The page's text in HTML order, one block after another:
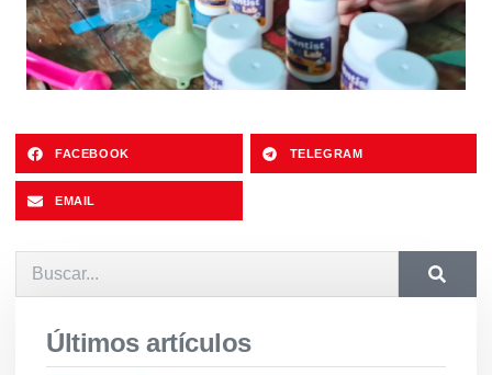
FACEBOOK TELEGRAM
EMAIL
Últimos artículos